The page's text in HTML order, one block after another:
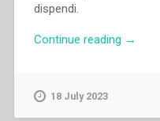
dispendi.
Continue reading →
18 July 2023